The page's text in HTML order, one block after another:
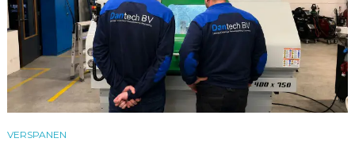
VERSPANEN